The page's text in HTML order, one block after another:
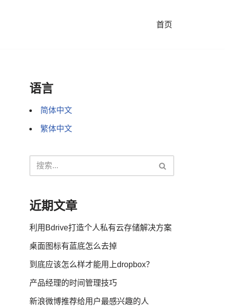
首页
语言
简体中文
繁体中文
近期文章
利用Bdrive打造个人私有云存储解决方案
桌面图标有蓝底怎么去掉
到底应该怎么样才能用上dropbox？
产品经理的时间管理技巧
新浪微博推荐给用户最感兴趣的人